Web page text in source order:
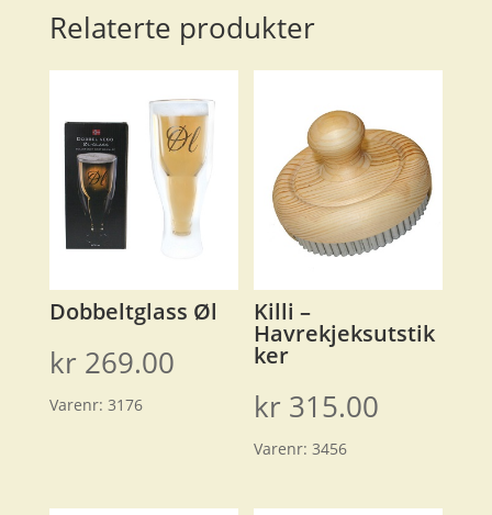
Relaterte produkter
Dobbeltglass Øl
kr 269.00
Varenr: 3176
Killi –
Havrekjeksutstik
ker
kr 315.00
Varenr:3456